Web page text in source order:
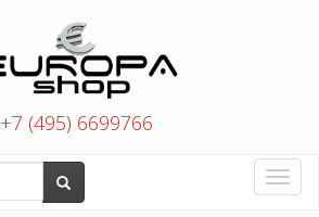
+7 (495) 6699766
Toggle